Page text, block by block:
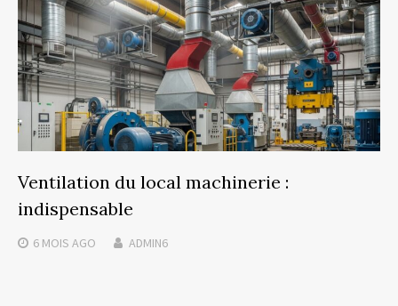
Ventilation du local machinerie :
indispensable
6 MOIS AGO ADMIN6